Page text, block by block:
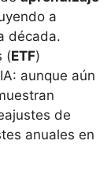
a
década.
(ETF)
aunque aún
de
anuales en